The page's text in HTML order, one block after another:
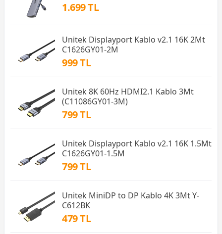
1.699 TL
Unitek Displayport Kablo v2.1 16K 2Mt
C1626GY01-2M
999 TL
Unitek 8K 60Hz HDMI2.1 Kablo 3Mt
(C11086GY01-3M)
799 TL
Unitek Displayport Kablo v2.1 16K 1.5Mt
C1626GY01-1.5M
799 TL
Unitek MiniDP to DP Kablo 4K 3Mt Y-
C612BK
479 TL